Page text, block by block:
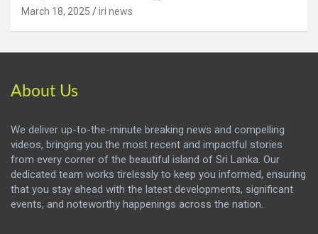
March 18, 2025 iri news
About Us
We deliver up-to-the-minute breaking news and compelling
videos, bringing you the most recent and impactful stories
from every corner of the beautiful island of Sri Lanka. Our
dedicated team works tirelessly to keep you informed, ensuring
that you stay ahead with the latest developments, significant
events, and noteworthy happenings across the nation.